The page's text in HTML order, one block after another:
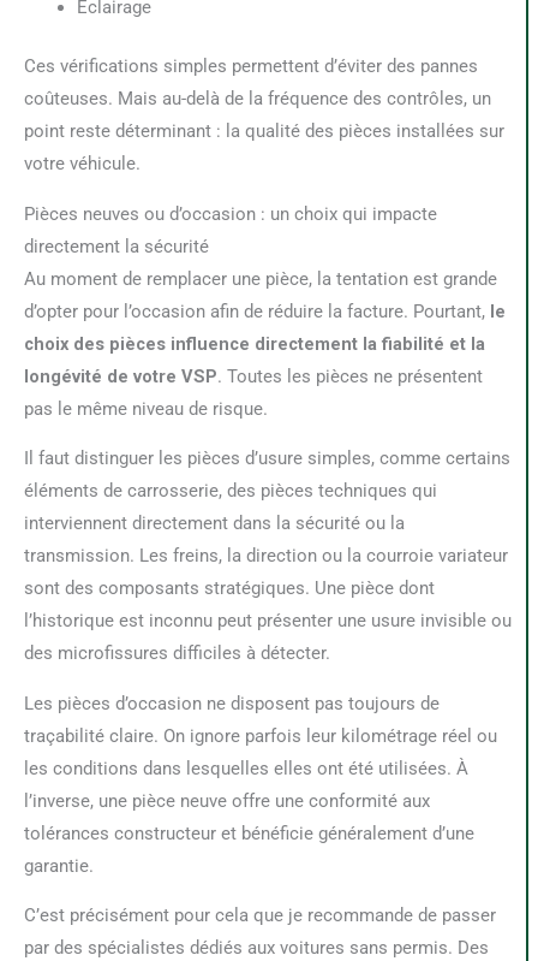
Éclairage
Ces vérifications simples permettent d’éviter des pannes
coûteuses. Mais au-delà de la fréquence des contrôles, un
point reste déterminant : la qualité des pièces installées sur
votre véhicule.
Pièces neuves ou d’occasion : un choix qui impacte
directement la sécurité
Au moment de remplacer une pièce, la tentation est grande
d’opter pour l’occasion afin de réduire la facture. Pourtant, le
choix des pièces influence directement la fiabilité et la
longévité de votre VSP. Toutes les pièces ne présentent
pas le même niveau de risque.
Il faut distinguer les pièces d’usure simples, comme certains
éléments de carrosserie, des pièces techniques qui
interviennent directement dans la sécurité ou la
transmission. Les freins, la direction ou la courroie variateur
sont des composants stratégiques. Une pièce dont
l’historique est inconnu peut présenter une usure invisible ou
des microfissures difficiles à détecter.
Les pièces d’occasion ne disposent pas toujours de
traçabilité claire. On ignore parfois leur kilométrage réel ou
les conditions dans lesquelles elles ont été utilisées. À
l’inverse, une pièce neuve offre une conformité aux
tolérances constructeur et bénéficie généralement d’une
garantie.
C’est précisément pour cela que je recommande de passer
par des spécialistes dédiés aux voitures sans permis. Des